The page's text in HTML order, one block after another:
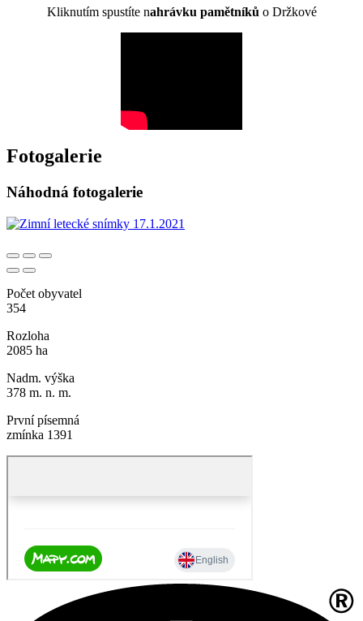
Kliknutím spustíte nahrávku pamětníků o Držkové
Fotogalerie
Náhodná fotogalerie
Počet obyvatel
354
Rozloha
2085 ha
Nadm. výška
378 m. n. m.
První písemná
zmínka 1391